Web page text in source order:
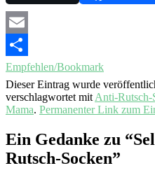
Email
Empfehlen/Bookmark
Dieser Eintrag wurde
verschlagwortet mit Anti-Rutsch-
Mama. Permanenter Link zum
Ein Gedanke zu “
Rutsch-Socken”